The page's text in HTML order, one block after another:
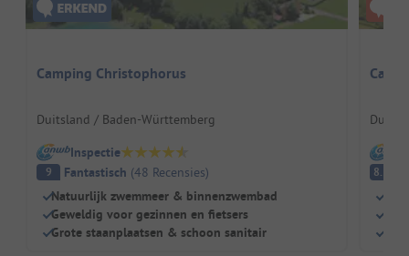
Camping Christophorus
Duitsland / Baden-Württemberg
Inspectie
9 Fantastisch (48 Recensies)
Natuurlijk zwemmeer & binnenzwembad
Geweldig voor gezinnen en fietsers
Grote staanplaatsen & schoon sanitair
8.5